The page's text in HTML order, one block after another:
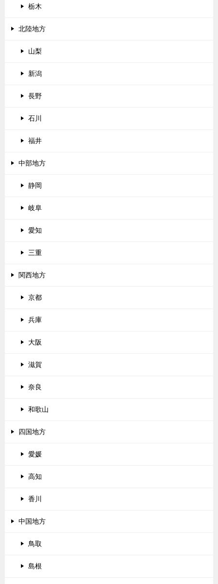
栃木
北陸地方
山梨
新潟
長野
石川
福井
中部地方
静岡
岐阜
愛知
三重
関西地方
京都
兵庫
大阪
滋賀
奈良
和歌山
四国地方
愛媛
高知
香川
中国地方
鳥取
島根